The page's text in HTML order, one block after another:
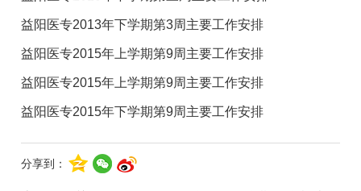
益阳医专2013年下学期第3周主要工作安排
益阳医专2015年上学期第9周主要工作安排
益阳医专2015年上学期第9周主要工作安排
益阳医专2015年下学期第9周主要工作安排
分享到：